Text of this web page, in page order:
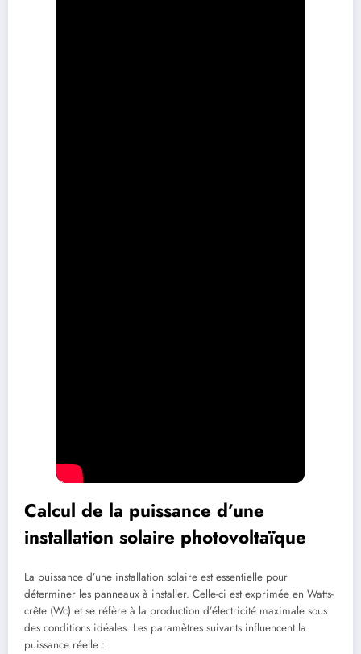
Calcul de la puissance d’une
installation solaire photovoltaïque
La puissance d’une installation solaire est essentielle pour
déterminer les panneaux à installer. Celle-ci est exprimée en Watts-
crête (Wc) et se réfère à la production d’électricité maximale sous
des conditions idéales. Les paramètres suivants influencent la
puissance réelle :